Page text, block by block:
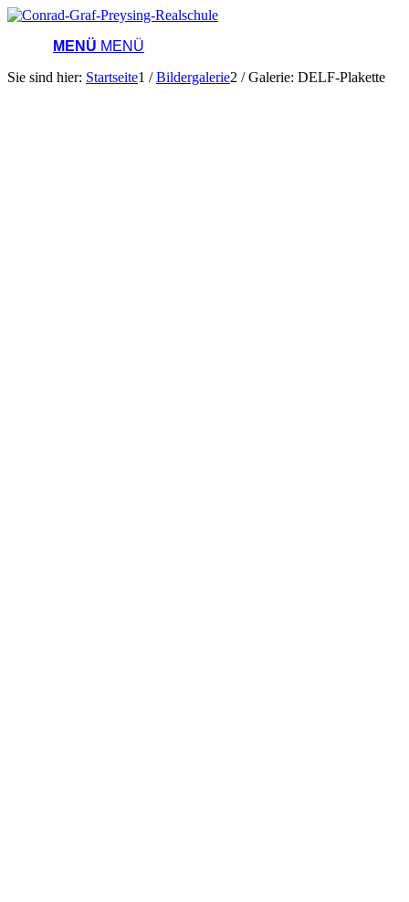
MENÜ MENÜ
Sie sind hier: Startseite1 / Bildergalerie2 / Galerie: DELF-Plakette